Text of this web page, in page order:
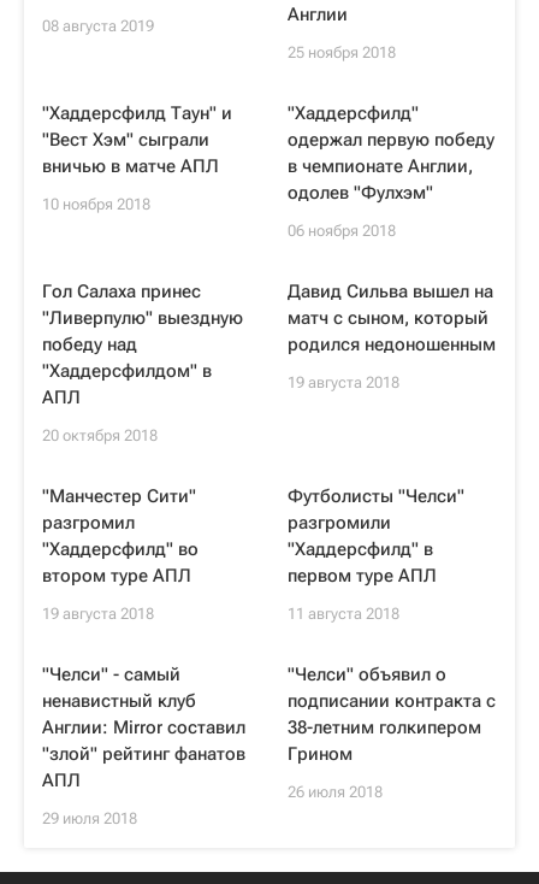
08 августа 2019
Англии
25 ноября 2018
"Хаддерсфилд Таун" и
"Вест Хэм" сыграли
вничью в матче АПЛ
10 ноября 2018
"Хаддерсфилд"
одержал первую победу
в чемпионате Англии,
одолев "Фулхэм"
06 ноября 2018
Гол Салаха принес
"Ливерпулю" выездную
победу над
"Хаддерсфилдом" в
АПЛ
20 октября 2018
Давид Сильва вышел на
матч с сыном, который
родился недоношенным
19 августа 2018
"Манчестер Сити"
разгромил
"Хаддерсфилд" во
втором туре АПЛ
19 августа 2018
Футболисты "Челси"
разгромили
"Хаддерсфилд" в
первом туре АПЛ
11 августа 2018
"Челси" - самый
ненавистный клуб
Англии: Mirror составил
"злой" рейтинг фанатов
АПЛ
29 июля 2018
"Челси" объявил о
подписании контракта с
38-летним голкипером
Грином
26 июля 2018